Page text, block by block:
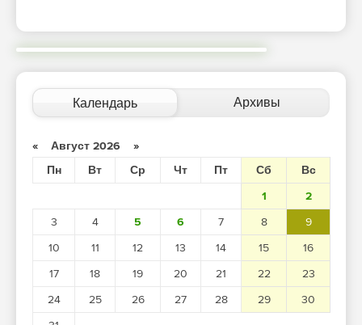
Календарь Архивы
« Август 2026 »
Пн
Вт Ср Чт Пт Сб
Вс
1
2
3
4 5 6 7 8
9
10
11 12 13 14 15
16
17
18 19 20 21 22
23
24
25 26 27 28 29
30